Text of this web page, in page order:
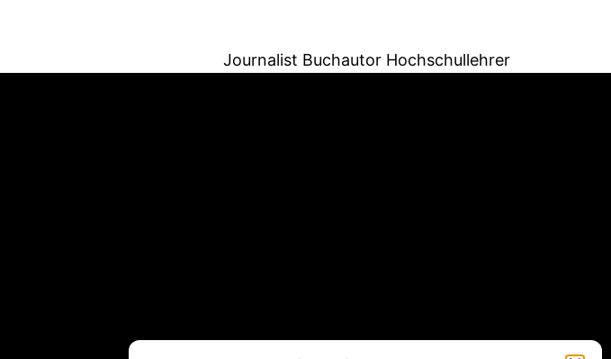
Journalist Buchautor Hochschullehrer